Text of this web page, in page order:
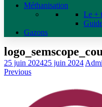
Méthanisation
Le +
Gazons
25 juin 202425 juin 2024
Previous